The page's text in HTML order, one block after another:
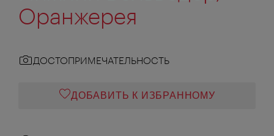
Оранжерея
ДОСТОПРИМЕЧАТЕЛЬНОСТЬ
ДОБАВИТЬ К ИЗБРАННОМУ